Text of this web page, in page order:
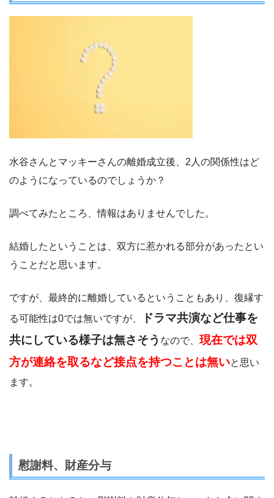
水谷さんとマッキーさんの離婚成立後、2人の関係性はど
のようになっているのでしょうか？
調べてみたところ、情報はありませんでした。
結婚したということは、双方に惹かれる部分があったとい
うことだと思います。
ですが、最終的に離婚しているということもあり、復縁す
る可能性は0では無いですが、
ドラマ共演など仕事を
共にしている様子は無さそう なので、 現在では双
方が連絡を取るなど接点を持つことは無いと思い
ます。
慰謝料、財産分与